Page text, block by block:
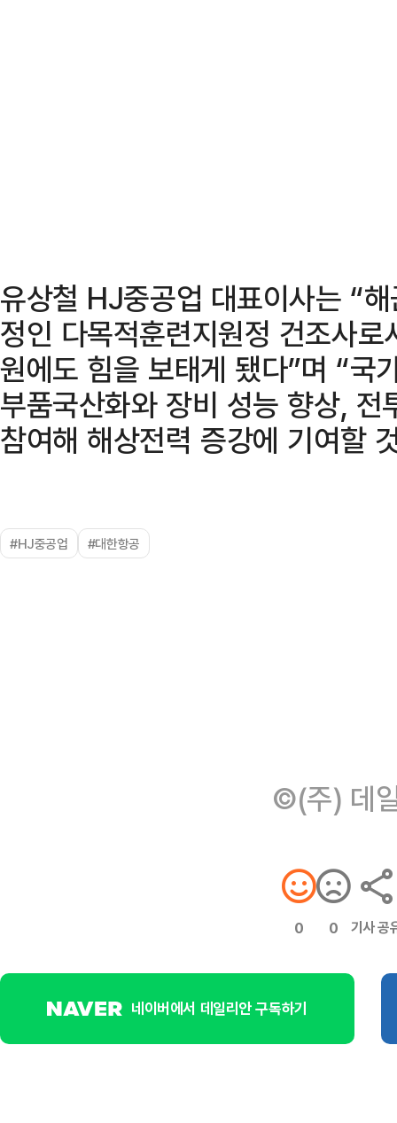
유상철 HJ중공업 대표이사는 “
정인 다목적훈련지원정 건조사
원에도 힘을 보태게 됐다”며 “국
부품국산화와 장비 성능 향상,
참여해 해상전력 증강에 기여할
#HJ중공업 #대한항공
©(주) 데
0 0 기사 공
네이버에서 데일리안 구독하기